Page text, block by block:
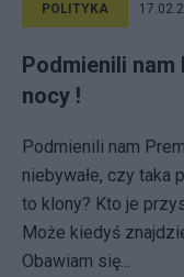
POLITYKA
Podmienili nam
nocy !
Podmienili nam
niebywałe, czy taka
to klony? Kto je
Może kiedyś
Obawiam się...